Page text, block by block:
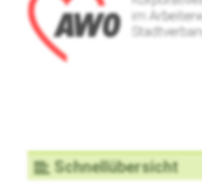
Schnellübersicht